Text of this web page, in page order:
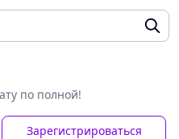
по полной!
Зарегистрироваться